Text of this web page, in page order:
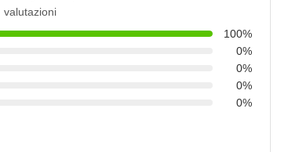
valutazioni
100%
0%
0%
0%
0%